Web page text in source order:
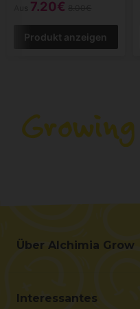
7.20€
Produkt anzeigen
Über Alchimia Grow
Lage und Kontakt
Interessantes